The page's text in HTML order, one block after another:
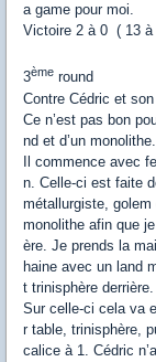
a game pour moi.
Victoire 2 à 0 ( 13
3ème round
Contre Cédric et
Ce n’est pas bon
nd et d’un
Il commence avec
n. Celle-ci est faite
métallurgiste,
monolithe afin que
ère. Je prends la
haine avec un land
t trinisphère
Sur celle-ci cela va
r table, trinisphère,
calice à 1. Cédric